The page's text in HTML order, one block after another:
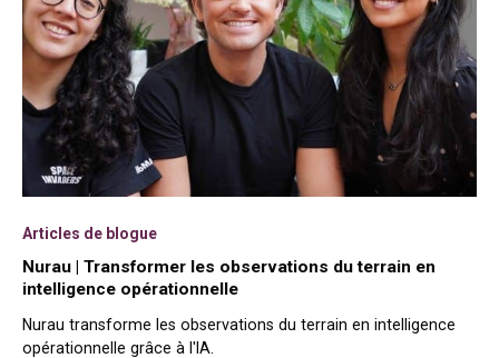
Articles de blogue
Nurau | Transformer les observations du terrain en
intelligence opérationnelle
Nurau transforme les observations du terrain en intelligence
opérationnelle grâce à l'IA.